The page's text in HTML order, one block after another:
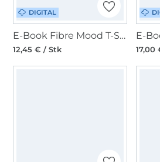
DIGITAL
E-Book Fibre Mood T-Shirt Erica
12,45 € / Stk 17,00